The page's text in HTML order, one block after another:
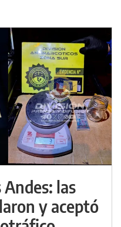
las
y aceptó